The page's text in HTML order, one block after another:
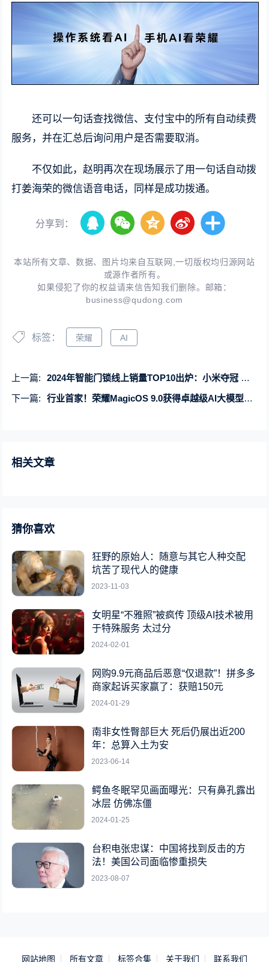
还可以一句话查找微信、支付宝中的所有自动续费
服务，并在汇总后询问用户是否需要取消。
不仅如此，赵明再次在现场展示了用一句话自动拨
打姜海荣的微信语音电话，同样是成功拨通。
分享到：
本站所有文章、数据、图片均来自互联网,一切版权均归源网站
或源作者所有。
如果侵犯了你的权益请来信告知我们删除。邮箱：
business@qudong.com
标签： 荣耀 AI
上一篇:
2024年智能门锁线上销量TOP10出炉：小米夺冠 第二、第三狂降价
下一篇:
行业首家！荣耀MagicOS 9.0获得卓越级AI大模型能力认证
相关文章
猜你喜欢
狂野的原始人：随意与其它人种交配
坑苦了现代人的健康
2023-11-03
女明星“不雅照”被疯传 顶级AI技术被用
于特殊服务 太过分
2024-02-01
网购9.9元商品后恶意“仅退款”！拼多多
商家起诉买家赢了：获赔150元
2024-01-29
南非女性臀部巨大 死后仍展出近200
年：总算入土为安
2023-06-14
鳄鱼冬眠罕见画面曝光：只有鼻孔露出
冰层 仿佛冻僵
2024-01-25
台积电张忠谋：中国将找到反击的方
法！美国公司面临惨重损失
2023-08-07
网站地图 所有文章 标签合集 关于我们 联系我们